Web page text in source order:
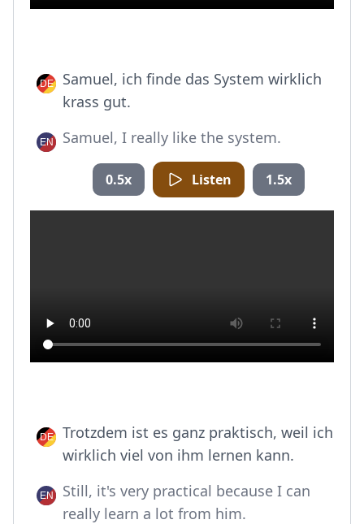
Samuel, ich finde das System wirklich
krass gut.
Samuel, I really like the system.
0.5x Listen 1.5x
Trotzdem ist es ganz praktisch, weil ich
wirklich viel von ihm lernen kann.
Still, it's very practical because I can
really learn a lot from him.